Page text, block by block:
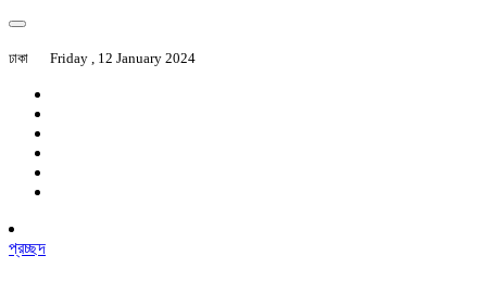
ঢাকা Friday , 12 January 2024
প্রচ্ছদ